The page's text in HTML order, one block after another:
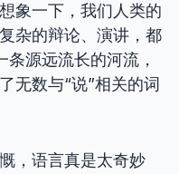
象一下，我们人类的
杂的辩论、演讲，都
源远流长的河流，
无数与“说”相关的词
，语言真是太奇妙